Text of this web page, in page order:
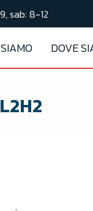
sab: 8-12
DOVE